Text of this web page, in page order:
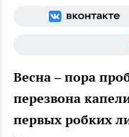
Весна – пора
перезвона
первых робких